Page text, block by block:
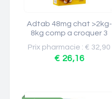
Adtab 48mg chat >2kg-
8kg comp a croquer 3
Prix pharmacie : € 32,90
€ 26,16